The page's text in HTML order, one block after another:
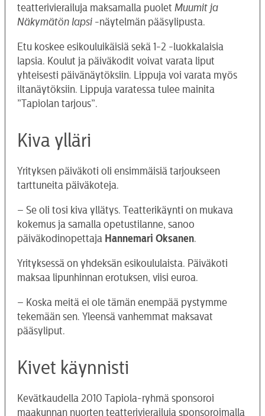
teatterivierailuja maksamalla puolet Muumit ja
Näkymätön lapsi -näytelmän pääsylipusta.
Etu koskee esikouluikäisiä sekä 1-2 -luokkalaisia
lapsia. Koulut ja päiväkodit voivat varata liput
yhteisesti päivänäytöksiin. Lippuja voi varata myös
iltanäytöksiin. Lippuja varatessa tulee mainita
”Tapiolan tarjous”.
Kiva ylläri
Yrityksen päiväkoti oli ensimmäisiä tarjoukseen
tarttuneita päiväkoteja.
– Se oli tosi kiva yllätys. Teatterikäynti on mukava
kokemus ja samalla opetustilanne, sanoo
päiväkodinopettaja Hannemari Oksanen.
Yrityksessä on yhdeksän esikoululaista. Päiväkoti
maksaa lipunhinnan erotuksen, viisi euroa.
– Koska meitä ei ole tämän enempää pystymme
tekemään sen. Yleensä vanhemmat maksavat
pääsyliput.
Kivet käynnisti
Kevätkaudella 2010 Tapiola-ryhmä sponsoroi
maakunnan nuorten teatterivierailuja sponsoroimalla